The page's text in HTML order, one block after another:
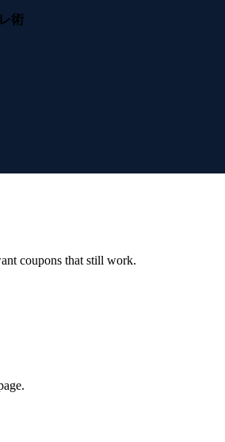
術
coupons that still work.